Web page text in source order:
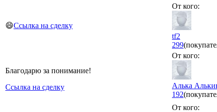
😄Ссылка на сделку
От кого:
tf2
299
Благодарю за понимание!
Ссылка на сделку
От кого:
Алька
192
От кого: